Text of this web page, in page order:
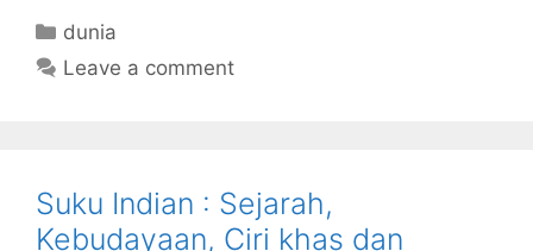
Categories
dunia
Leave a comment
Suku Indian : Sejarah,
Kebudayaan, Ciri khas dan